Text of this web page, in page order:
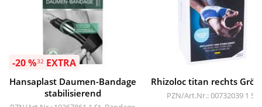
-20 %32EXTRA
Hansaplast Daumen-Bandage
stabilisierend
Rhizoloc titan rechts
PZN/Art.Nr.: 00732039 1 St